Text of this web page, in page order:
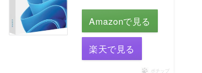
Amazonで見る
楽天で見る
ポチップ